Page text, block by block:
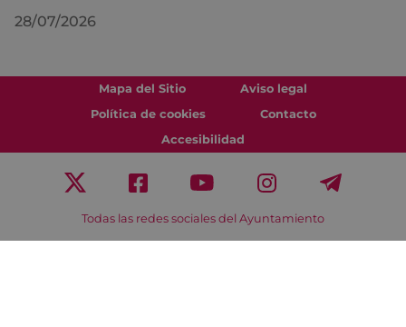
28/07/2026
Mapa del Sitio
Aviso legal
Política de cookies
Contacto
Accesibilidad
Todas las redes sociales del Ayuntamiento